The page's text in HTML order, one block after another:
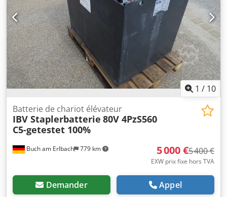
remplissage automatique Vidéo à venir
1 / 10
Buch am Erlbach 779 km
Batterie de chariot élévateur
IBV Staplerbatterie 80V 4PzS560
C5-getestet 100%
5 000 €5 400 €
EXW prix fixe hors TVA
Demander Appel